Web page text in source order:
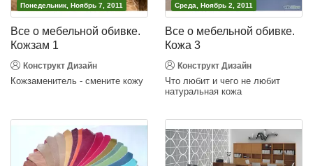
Понедельник, Ноябрь 7, 2011
Все о мебельной обивке.
Кожзам 1
Конструкт Дизайн
Кожзаменитель - смените кожу
Среда, Ноябрь 2, 2011
Все о мебельной обивке.
Кожа 3
Конструкт Дизайн
Что любит и чего не любит
натуральная кожа